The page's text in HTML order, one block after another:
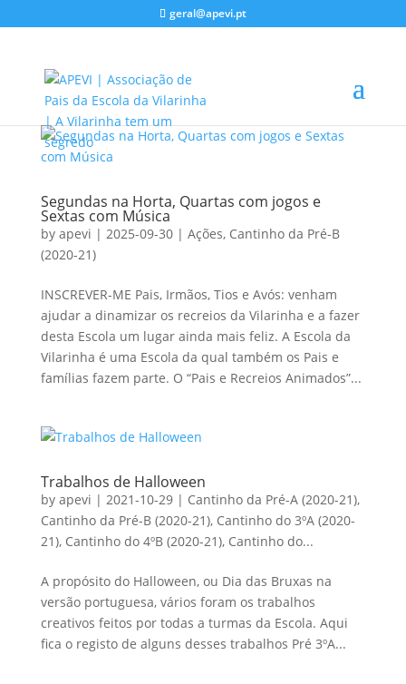
geral@apevi.pt
Segundas na Horta, Quartas com jogos e
Sextas com Música
by apevi | 2025-09-30| Ações, Cantinho da Pré-B
(2020-21)
INSCREVER-ME Pais, Irmãos, Tios e Avós: venham
ajudar a dinamizar os recreios da Vilarinha e a fazer
desta Escola um lugar ainda mais feliz. A Escola da
Vilarinha é uma Escola da qual também os Pais e
famílias fazem parte. O “Pais e Recreios Animados”...
Trabalhos de Halloween
by apevi | 2021-10-29| Cantinho da Pré-A (2020-21),
Cantinho da Pré-B (2020-21), Cantinho do 3ºA (2020-
21), Cantinho do 4ºB (2020-21), Cantinho do...
A propósito do Halloween, ou Dia das Bruxas na
versão portuguesa, vários foram os trabalhos
creativos feitos por todas a turmas da Escola. Aqui
fica o registo de alguns desses trabalhos Pré 3ºA...